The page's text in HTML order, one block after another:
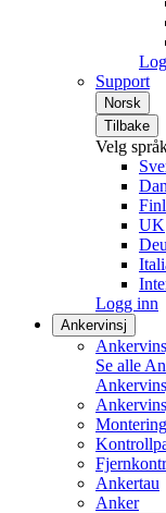
Support
Norsk
Tilbake
Velg
UK
Logg inn
Ankervinsj
Se alle
Ankertau
Anker